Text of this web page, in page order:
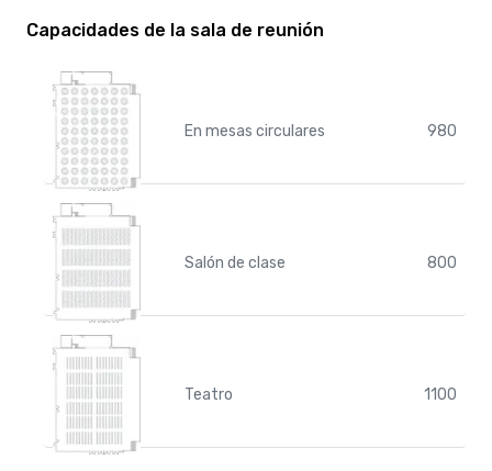
Capacidades de la sala de reunión
En mesas circulares 980
Salón de clase 800
Teatro 1100